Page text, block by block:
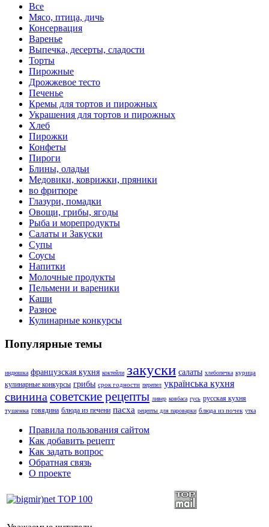
Все
Мясо, птица, дичь
Консервация
Варенье
Выпечка, десерты, сладости
Торты
Пирожные
Дрожжевое тесто
Печенье
Кремы для тортов и пирожных
Украшения для тортов и пирожных
Хлеб
Пирожки
Конфеты
Пироги
Блины, оладьи
Медовики, коврижки, пряники
во фритюре
Глазури, помадки
Овощи, грибы, ягоды
Рыба и морепродукты
Салаты и Закуски
Супы
Соусы
Напитки
Молочные продукты
Пельмени и вареники
Каши
Разное
Кулинарные конкурсы
Популярные темы
индюшка французская кухня коктейли закуски салаты хлебопечка курица
кулинарные конкурсы грибы срок годности перепел українська кухня
свинина советские рецепты ливер ковбаса гусь русская кухня
тушенка говядина блюда из печени пасха рецепты для пароварки блюда из почек утка
Правила пользования сайтом
Как добавить рецепт
Как задать вопрос
Обратная связь
О проекте